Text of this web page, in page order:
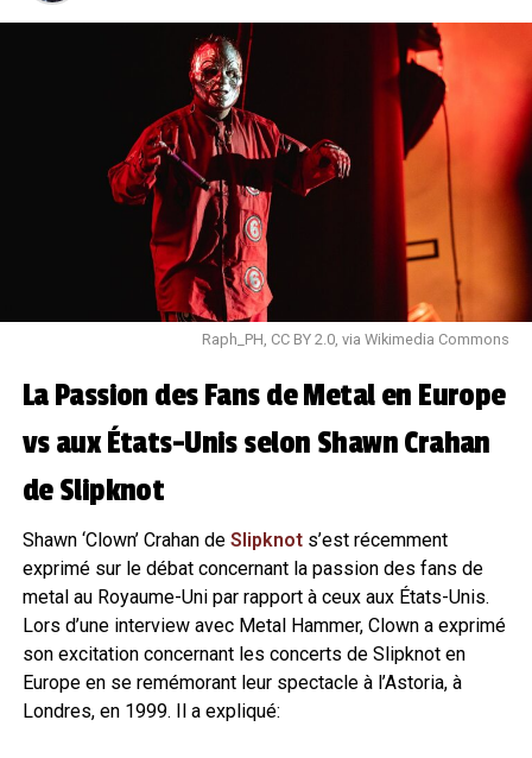
Raph_PH, CC BY 2.0, via Wikimedia Commons
La Passion des Fans de Metal en Europe
vs aux États-Unis selon Shawn Crahan
de Slipknot
Shawn ‘Clown’ Crahan de Slipknots’est récemment
exprimé sur le débat concernant la passion des fans de
metal au Royaume-Uni par rapport à ceux aux États-Unis.
Lors d’une interview avec Metal Hammer, Clown a exprimé
son excitation concernant les concerts de Slipknot en
Europe en se remémorant leur spectacle à l’Astoria, à
Londres, en 1999. Il a expliqué: